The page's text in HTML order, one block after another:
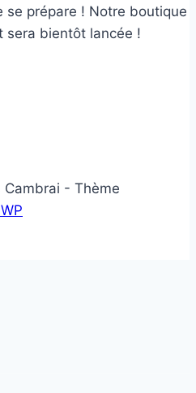
se prépare ! Notre boutique
sera bientôt lancée !
- Thème